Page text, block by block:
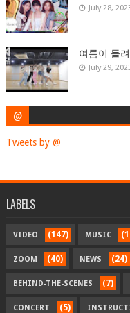
July 28,
여름이 들
July 29,
@
Tweets by @
LABELS
VIDEO (147) MUSIC
ZOOM (40) NEWS (24)
BEHIND-THE-SCENES (7)
CONCERT (5)